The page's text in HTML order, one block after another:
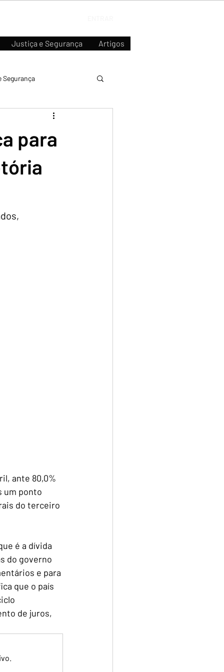
Justiça e Segurança Artigos
Segurança
para
ante 80,0%
um ponto
do terceiro
é a dívida
do governo
e para
que o país
de juros,